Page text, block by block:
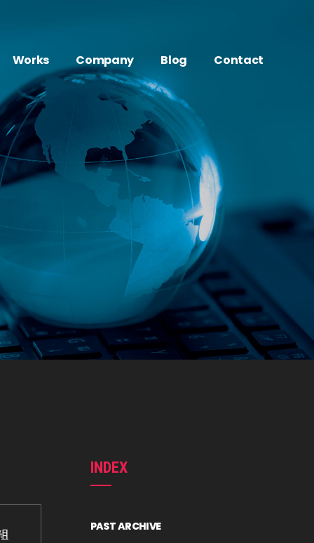
Works Company Blog
Contact
動画のプロのサブスク
認識マーケティング
デジタルサイネージ
映像・動画制作実績
Web WEB制作実績
AI／顔認識マーケティング実績
Other その他制作実績
About 会社概要
Access アクセス
沿革
INDEX
PAST ARCHIVE